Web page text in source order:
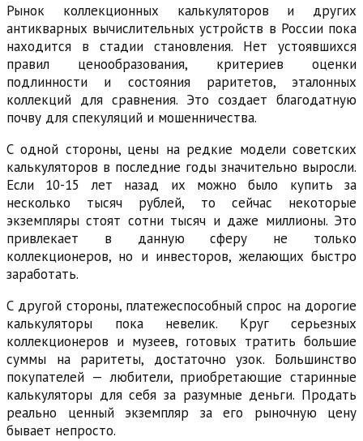
Рынок коллекционных калькуляторов и других
антикварных вычислительных устройств в России пока
находится в стадии становления. Нет устоявшихся
правил ценообразования, критериев оценки
подлинности и состояния раритетов, эталонных
коллекций для сравнения. Это создает благодатную
почву для спекуляций и мошенничества.
С одной стороны, цены на редкие модели советских
калькуляторов в последние годы значительно выросли.
Если 10-15 лет назад их можно было купить за
несколько тысяч рублей, то сейчас некоторые
экземпляры стоят сотни тысяч и даже миллионы. Это
привлекает в данную сферу не только
коллекционеров, но и инвесторов, желающих быстро
заработать.
С другой стороны, платежеспособный спрос на дорогие
калькуляторы пока невелик. Круг серьезных
коллекционеров и музеев, готовых тратить большие
суммы на раритеты, достаточно узок. Большинство
покупателей — любители, приобретающие старинные
калькуляторы для себя за разумные деньги. Продать
реально ценный экземпляр за его рыночную цену
бывает непросто.